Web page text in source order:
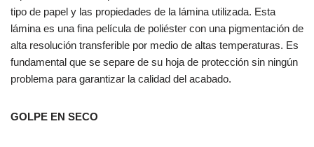
tipo de papel y las propiedades de la lámina utilizada. Esta
lámina es una fina película de poliéster con una pigmentación de
alta resolución transferible por medio de altas temperaturas. Es
fundamental que se separe de su hoja de protección sin ningún
problema para garantizar la calidad del acabado.
GOLPE EN SECO